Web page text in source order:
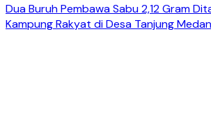
Dua Buruh Pembawa Sabu 2,12 Gram
Kampung Rakyat di Desa Tanjung Medan